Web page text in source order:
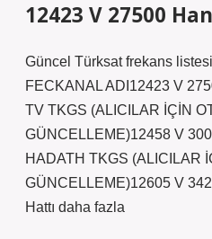
12423 V 27500
Güncel Türksat frekans
FECKANAL ADI12423 V
TV TKGS (ALICILAR İÇİN
GÜNCELLEME)12458 V
HADATH TKGS (ALICILAR
GÜNCELLEME)12605 V
Hattı daha fazla